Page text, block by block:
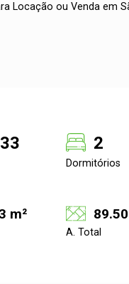
Locação ou Venda em
2
Dormitórios
m²
A. Total